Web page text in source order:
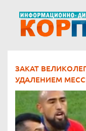
ЗАКАТ
УДАЛЕНИЕМ